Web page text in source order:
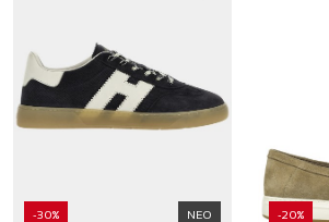
ΝΕΟ
-30% -20%